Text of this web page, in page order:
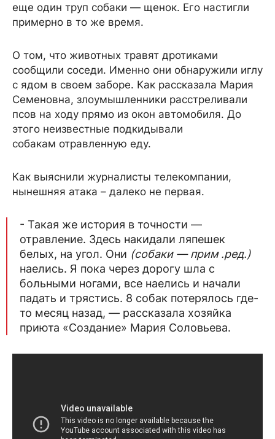
еще один труп собаки — щенок. Его настигли
примерно в то же время.
О том, что животных травят дротиками
сообщили соседи. Именно они обнаружили иглу
с ядом в своем заборе. Как рассказала Мария
Семеновна, злоумышленники расстреливали
псов на ходу прямо из окон автомобиля. До
этого неизвестные подкидывали
собакам отравленную еду.
Как выяснили журналисты телекомпании,
нынешняя атака – далеко не первая.
- Такая же история в точности —
отравление. Здесь накидали ляпешек
белых, на угол. Они (собаки — прим .ред.)
наелись. Я пока через дорогу шла с
больными ногами, все наелись и начали
падать и трястись. 8 собак потерялось где-
то месяц назад, — рассказала хозяйка
приюта «Создание» Мария Соловьева.